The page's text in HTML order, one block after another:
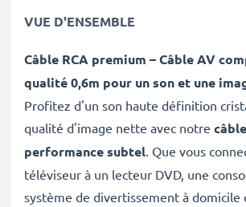
VUE D'ENSEMBLE
Câble RCA premium – Câble AV
qualité 0,6m pour un son et une
Profitez d'un son haute définition
qualité d'image nette avec notre
performance subtel. Que vous
téléviseur à un lecteur DVD, une
système de divertissement à domicile